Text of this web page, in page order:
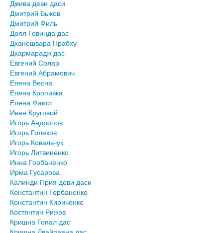
Джива деви даси
Дмитрий Быков
Дмитрий Филь
Доял Говинда дас
Дханешвара Прабху
Дхармарадж дас
Евгений Солар
Евгений Абрамович
Елена Весна
Елена Кропивка
Елена Фаист
Иван Круговой
Игорь Андропов
Игорь Голяков
Игорь Ковальчук
Игорь Литвиненко
Инна Горбаненко
Ирма Гусарова
Калинди Прия деви даси
Константин Горбаненко
Константин Кириченко
Костянтин Рижов
Кришна Гопал дас